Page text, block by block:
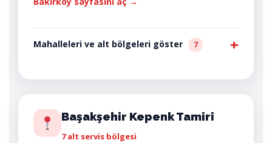
Mahalleleri ve alt bölgeleri göster 7
Başakşehir Kepenk Tamiri
7 alt servis bölgesi